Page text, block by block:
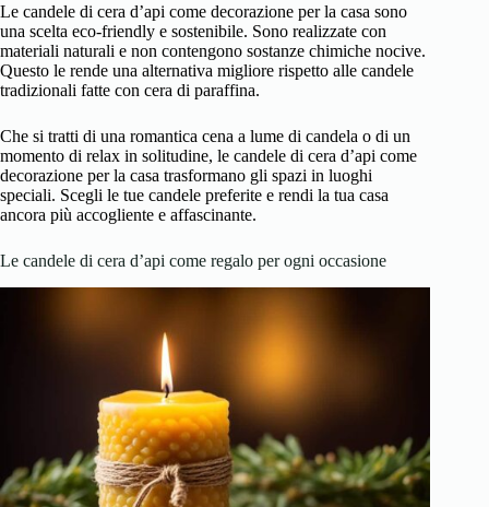
Le candele di cera d’api come decorazione per la casa sono
una scelta eco-friendly e sostenibile. Sono realizzate con
materiali naturali e non contengono sostanze chimiche nocive.
Questo le rende una alternativa migliore rispetto alle candele
tradizionali fatte con cera di paraffina.
Che si tratti di una romantica cena a lume di candela o di un
momento di relax in solitudine, le candele di cera d’api come
decorazione per la casa trasformano gli spazi in luoghi
speciali. Scegli le tue candele preferite e rendi la tua casa
ancora più accogliente e affascinante.
Le candele di cera d’api come regalo per ogni occasione